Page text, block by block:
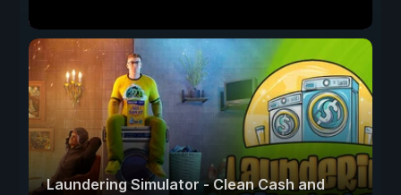
Laundering Simulator - Clean Cash and